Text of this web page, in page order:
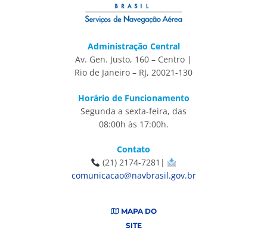
Administração Central
Av. Gen. Justo, 160 – Centro |
Rio de Janeiro – RJ, 20021-130
Horário de Funcionamento
Segunda a sexta-feira, das
08:00h às 17:00h.
Contato
(21) 2174-7281|
comunicacao@navbrasil.gov.br
MAPA DO
SITE